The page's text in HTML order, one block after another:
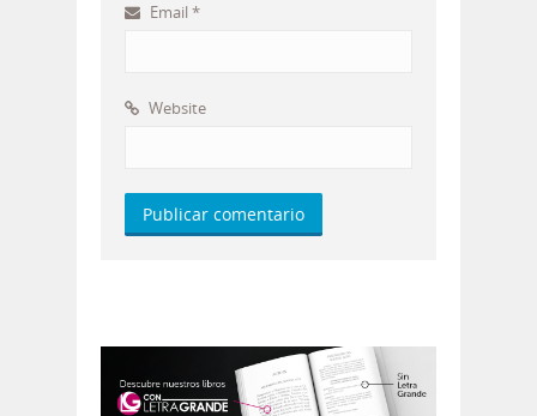
Email *
Website